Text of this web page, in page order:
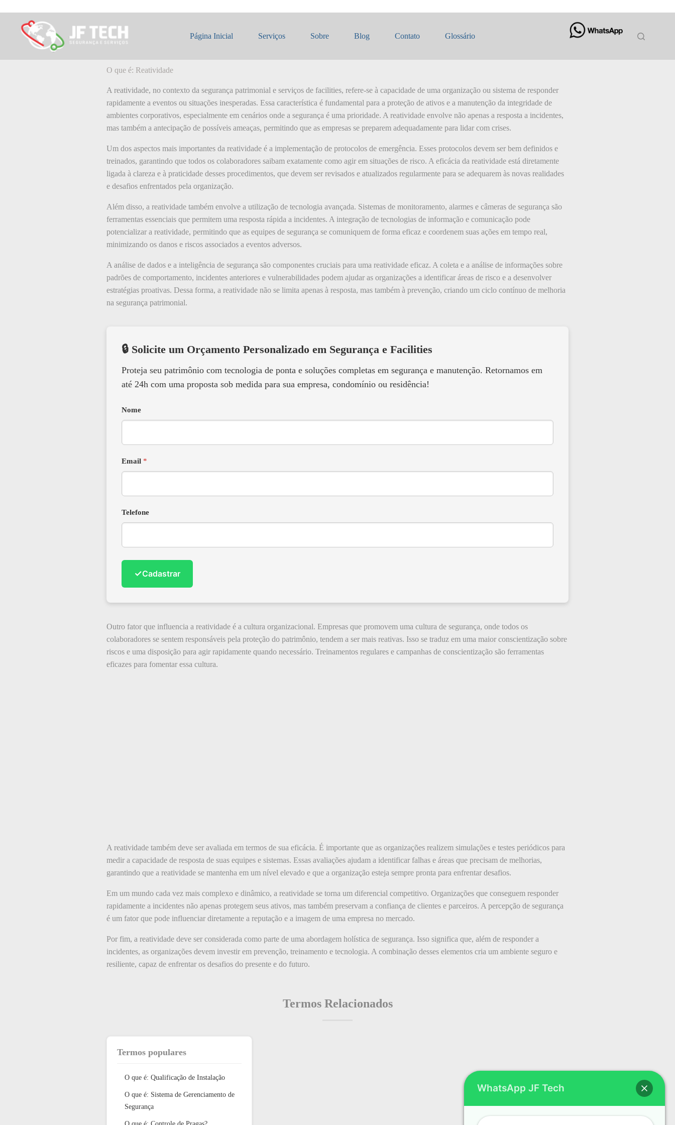
para
conteúdo
Página Inicial Serviços Sobre Blog Contato Glossário
O que é: Reatividade
O que é: Reatividade
A reatividade, no contexto da segurança patrimonial e serviços de facilities, refere-se à capacidade de uma organização ou sistema de responder
rapidamente a eventos ou situações inesperadas. Essa característica é fundamental para a proteção de ativos e a manutenção da integridade de
ambientes corporativos, especialmente em cenários onde a segurança é uma prioridade. A reatividade envolve não apenas a resposta a incidentes,
mas também a antecipação de possíveis ameaças, permitindo que as empresas se preparem adequadamente para lidar com crises.
Um dos aspectos mais importantes da reatividade é a implementação de protocolos de emergência. Esses protocolos devem ser bem definidos e
treinados, garantindo que todos os colaboradores saibam exatamente como agir em situações de risco. A eficácia da reatividade está diretamente
ligada à clareza e à praticidade desses procedimentos, que devem ser revisados e atualizados regularmente para se adequarem às novas realidades
e desafios enfrentados pela organização.
Além disso, a reatividade também envolve a utilização de tecnologia avançada. Sistemas de monitoramento, alarmes e câmeras de segurança são
ferramentas essenciais que permitem uma resposta rápida a incidentes. A integração de tecnologias de informação e comunicação pode
potencializar a reatividade, permitindo que as equipes de segurança se comuniquem de forma eficaz e coordenem suas ações em tempo real,
minimizando os danos e riscos associados a eventos adversos.
A análise de dados e a inteligência de segurança são componentes cruciais para uma reatividade eficaz. A coleta e a análise de informações sobre
padrões de comportamento, incidentes anteriores e vulnerabilidades podem ajudar as organizações a identificar áreas de risco e a desenvolver
estratégias proativas. Dessa forma, a reatividade não se limita apenas à resposta, mas também à prevenção, criando um ciclo contínuo de melhoria
na segurança patrimonial.
🔒 Solicite um Orçamento Personalizado em Segurança e Facilities
Proteja seu patrimônio com tecnologia de ponta e soluções completas em segurança e manutenção. Retornamos em
até 24h com uma proposta sob medida para sua empresa, condomínio ou residência!
Nome
Email *
Telefone
✓Cadastrar
Outro fator que influencia a reatividade é a cultura organizacional. Empresas que promovem uma cultura de segurança, onde todos os
colaboradores se sentem responsáveis pela proteção do patrimônio, tendem a ser mais reativas. Isso se traduz em uma maior conscientização sobre
riscos e uma disposição para agir rapidamente quando necessário. Treinamentos regulares e campanhas de conscientização são ferramentas
eficazes para fomentar essa cultura.
A reatividade também deve ser avaliada em termos de sua eficácia. É importante que as organizações realizem simulações e testes periódicos para
medir a capacidade de resposta de suas equipes e sistemas. Essas avaliações ajudam a identificar falhas e áreas que precisam de melhorias,
garantindo que a reatividade se mantenha em um nível elevado e que a organização esteja sempre pronta para enfrentar desafios.
Em um mundo cada vez mais complexo e dinâmico, a reatividade se torna um diferencial competitivo. Organizações que conseguem responder
rapidamente a incidentes não apenas protegem seus ativos, mas também preservam a confiança de clientes e parceiros. A percepção de segurança
é um fator que pode influenciar diretamente a reputação e a imagem de uma empresa no mercado.
Por fim, a reatividade deve ser considerada como parte de uma abordagem holística de segurança. Isso significa que, além de responder a
incidentes, as organizações devem investir em prevenção, treinamento e tecnologia. A combinação desses elementos cria um ambiente seguro e
resiliente, capaz de enfrentar os desafios do presente e do futuro.
Termos Relacionados
Termos populares
O que é: Qualificação de Instalação
O que é: Sistema de Gerenciamento de
Segurança
WhatsApp JF Tech